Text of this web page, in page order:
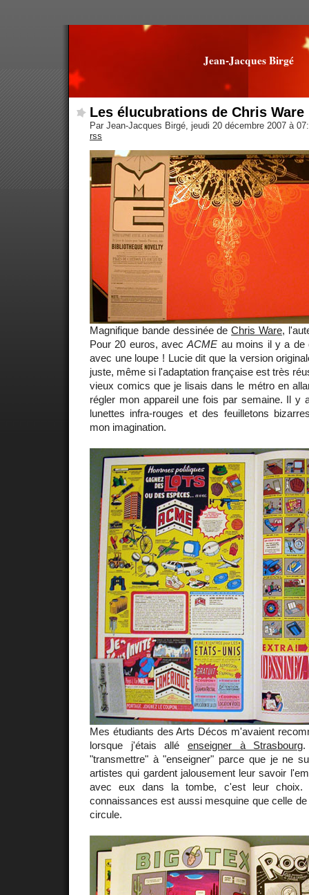
Jean-Jacques Birgé
Les élucubrations de Chris Ware
Par Jean-Jacques Birgé, jeudi 20 décembre 2007 à
rss
Magnifique bande dessinée deChris Ware,
Pour 20 euros, avecACME au moins il y a de
avec une loupe ! Lucie dit que la version
juste, même si l'adaptation française est très
vieux comics que je lisais dans le métro en
régler mon appareil une fois par semaine. Il y
lunettes infra-rouges et des feuilletons
mon imagination.
Mes étudiants des Arts Décos m'avaient
lorsque j'étais allé enseigner à Strasbourg.
"transmettre" à "enseigner" parce que je ne
artistes qui gardent jalousement leur savoir
avec eux dans la tombe, c'est leur choix.
connaissances est aussi mesquine que celle
circule.